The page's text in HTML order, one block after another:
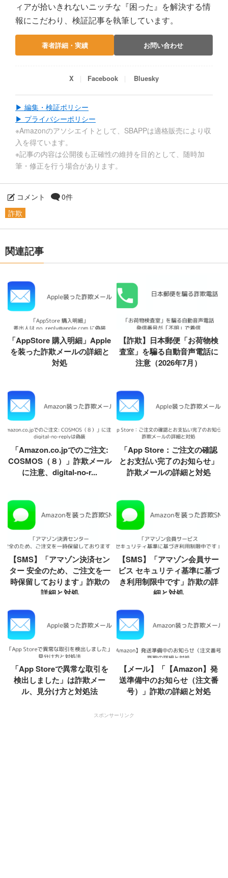
ィアが拾いきれないニッチな『困った』を解決する情
報にこだわり、検証記事を執筆しています。
著者詳細・実績 お問い合わせ
X Facebook Bluesky
▶ 編集・検証ポリシー
▶ プライバシーポリシー
※Amazonのアソシエイトとして、SBAPPは適格販売により収
入を得ています。
※記事の内容は公開後も正確性の維持を目的として、随時加
筆・修正を行う場合があります。
コメント
0件
詐欺
関連記事
「AppStore 購入明細」Apple
を装った詐欺メールの詳細と
対処
【詐欺】日本郵便「お荷物検
査室」を騙る自動音声電話に
注意（2026年7月）
「Amazon.co.jpでのご注文:
COSMOS（８）」詐欺メール
に注意、digital-no-r...
「App Store：ご注文の確認
とお支払い完了のお知らせ」
詐欺メールの詳細と対処
【SMS】「アマゾン決済セン
ター 安全のため、ご注文を一
時保留しております」詐欺の
詳細と対処
【SMS】「アマゾン会員サー
ビス セキュリティ基準に基づ
き利用制限中です」詐欺の詳
細と対処
「App Storeで異常な取引を
検出しました」は詐欺メー
ル、見分け方と対処法
【メール】「【Amazon】発
送準備中のお知らせ（注文番
号）」詐欺の詳細と対処
スポンサーリンク